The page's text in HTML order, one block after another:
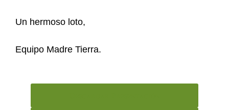
Un hermoso loto,
Equipo Madre Tierra.